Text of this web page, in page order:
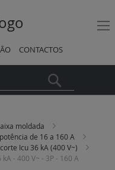
CONTACTOS
moldada
de 16 a 160 A
Icu 36 kA (400 V~)
- 400 V~ - 3P - 160 A